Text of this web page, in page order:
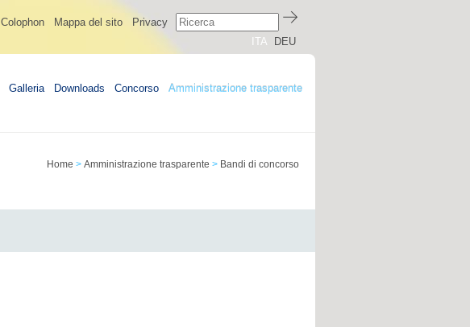
Colophon Mappa del sito
Privacy
ITA
DEU
Galleria Downloads Concorso Amministrazione trasparente
Home > Amministrazione trasparente > Bandi di concorso